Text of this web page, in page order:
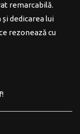
remarcabilă.
dedicarea lui
rezonează cu